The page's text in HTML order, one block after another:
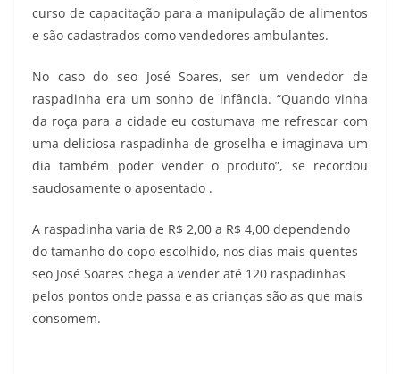
curso de capacitação para a manipulação de alimentos
e são cadastrados como vendedores ambulantes.
No caso do seo José Soares, ser um vendedor de
raspadinha era um sonho de infância. “Quando vinha
da roça para a cidade eu costumava me refrescar com
uma deliciosa raspadinha de groselha e imaginava um
dia também poder vender o produto”, se recordou
saudosamente o aposentado .
A raspadinha varia de R$ 2,00 a R$ 4,00 dependendo
do tamanho do copo escolhido, nos dias mais quentes
seo José Soares chega a vender até 120 raspadinhas
pelos pontos onde passa e as crianças são as que mais
consomem.